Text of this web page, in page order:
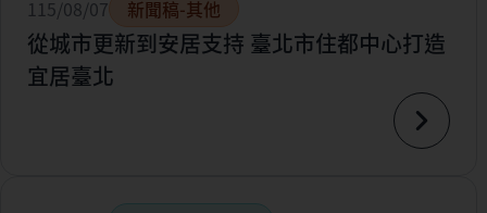
115/08/07 新聞稿-其他
從城市更新到安居支持 臺北市住都中心打造
宜居臺北